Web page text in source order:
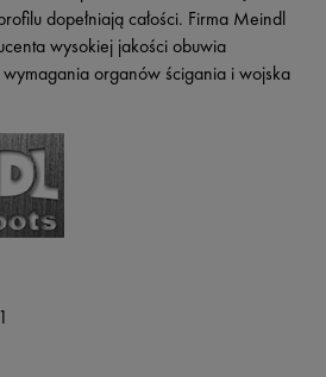
dopełniają całości. Firma Meindl
wysokiej jakości obuwia
organów ścigania i wojska